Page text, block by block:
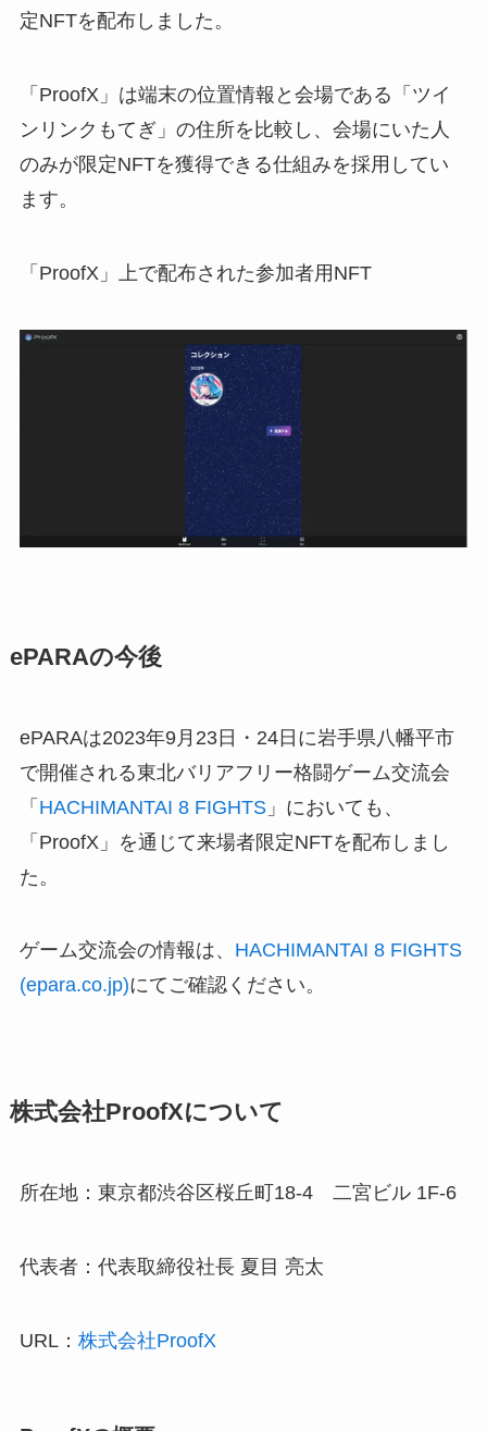
定NFTを配布しました。
「ProofX」は端末の位置情報と会場である「ツイ
ンリンクもてぎ」の住所を比較し、会場にいた人
のみが限定NFTを獲得できる仕組みを採用してい
ます。
「ProofX」上で配布された参加者用NFT
ePARAの今後
ePARAは2023年9月23日・24日に岩手県八幡平市
で開催される東北バリアフリー格闘ゲーム交流会
「 HACHIMANTAI 8 FIGHTS」においても、
「ProofX」を通じて来場者限定NFTを配布しまし
た。
ゲーム交流会の情報は、 HACHIMANTAI 8 FIGHTS
(epara.co.jp)にてご確認ください。
株式会社ProofXについて
所在地：東京都渋谷区桜丘町18-4 二宮ビル 1F-6
代表者：代表取締役社長 夏目 亮太
URL： 株式会社ProofX